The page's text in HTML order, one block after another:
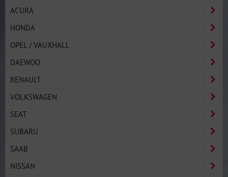
ACURA
HONDA
OPEL / VAUXHALL
DAEWOO
RENAULT
VOLKSWAGEN
SEAT
SUBARU
SAAB
NISSAN